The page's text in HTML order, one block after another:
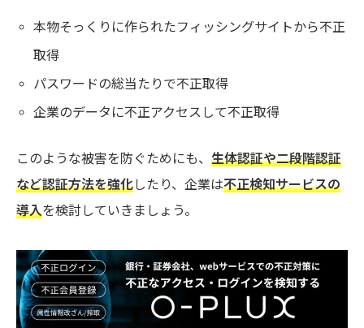
本物そっくりに作られたフィッシングサイトから不正
取得
パスワードの総当たりで不正取得
企業のデータに不正アクセスして不正取得
このような被害を防ぐためにも、 生体認証や二段階認証
など認証方法を強化したり、企業は不正検知サービスの
導入を検討していきましょう。